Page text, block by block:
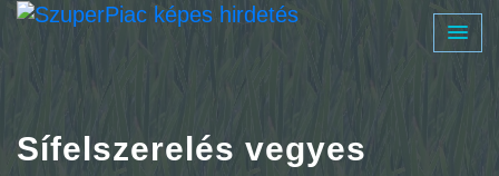
Sífelszerelés vegyes